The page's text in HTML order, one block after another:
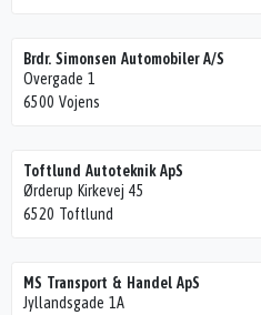
Brdr. Simonsen Automobiler A/S
Overgade 1
6500 Vojens
Toftlund Autoteknik ApS
Ørderup Kirkevej 45
6520 Toftlund
MS Transport & Handel ApS
Jyllandsgade 1A